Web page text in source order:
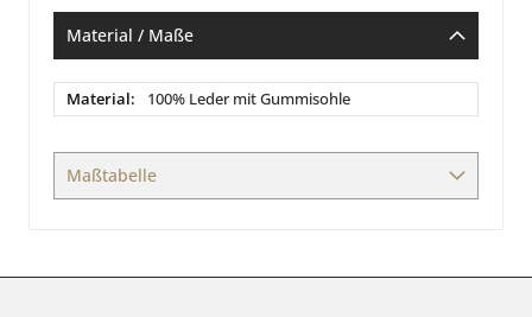
Material / Maße
Material
/
100% Leder mit Gummisohle
Maßtabelle